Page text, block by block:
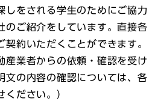
しをされる学生のためにご協力
のご紹介をしています。直接各
約いただくことができます。
産業者からの依頼・確認を受け
文の内容の確認については、各
ください。）